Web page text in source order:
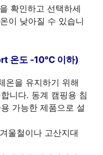
을 확인하고 선택하세
이 낮아질 수 있습니
온도 -10℃ 이하)
온을 유지하기 위해
니다. 동계 캠핑용 침
가능한 제품으로 설
울철이나 고산지대